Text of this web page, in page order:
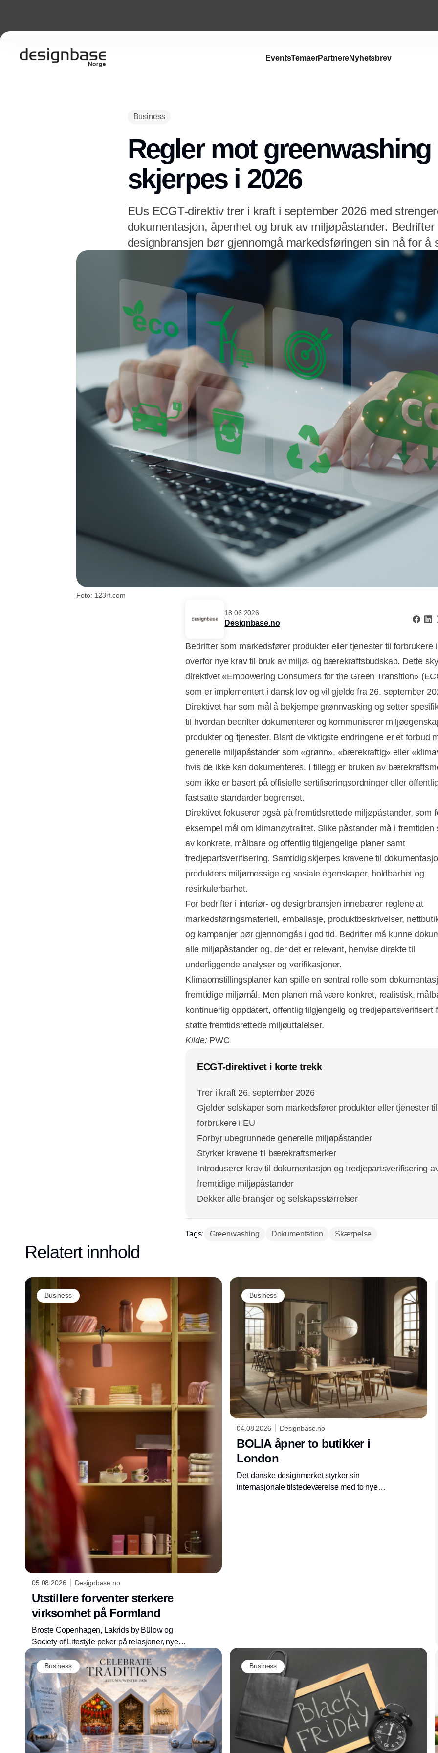
EventsTemaerPartnereNyhetsbrev
Business
Regler mot greenwashing
skjerpes i 2026
EUs ECGT-direktiv trer i kraft i september 2026 med
dokumentasjon, åpenhet og bruk av miljøpåstander.
designbransjen bør gjennomgå markedsføringen sin nå for å
Foto: 123rf.com
18.06.2026
Designbase.no
Bedrifter som markedsfører produkter eller tjenester til forbrukere
overfor nye krav til bruk av miljø- og bærekraftsbudskap. Dette
direktivet «Empowering Consumers for the Green Transition»
som er implementert i dansk lov og vil gjelde fra 26. september
Direktivet har som mål å bekjempe grønnvasking og setter
til hvordan bedrifter dokumenterer og kommuniserer
produkter og tjenester. Blant de viktigste endringene er et forbud
generelle miljøpåstander som «grønn», «bærekraftig» eller
hvis de ikke kan dokumenteres. I tillegg er bruken av
som ikke er basert på offisielle sertifiseringsordninger eller
fastsatte standarder begrenset.
Direktivet fokuserer også på fremtidsrettede miljøpåstander, som
eksempel mål om klimanøytralitet. Slike påstander må i fremtiden
av konkrete, målbare og offentlig tilgjengelige planer samt
tredjepartsverifisering. Samtidig skjerpes kravene til
produkters miljømessige og sosiale egenskaper, holdbarhet og
resirkulerbarhet.
For bedrifter i interiør- og designbransjen innebærer reglene at
markedsføringsmateriell, emballasje, produktbeskrivelser,
og kampanjer bør gjennomgås i god tid. Bedrifter må kunne
alle miljøpåstander og, der det er relevant, henvise direkte til
underliggende analyser og verifikasjoner.
Klimaomstillingsplaner kan spille en sentral rolle som
fremtidige miljømål. Men planen må være konkret, realistisk,
kontinuerlig oppdatert, offentlig tilgjengelig og tredjepartsverifisert
støtte fremtidsrettede miljøuttalelser.
Kilde: PWC
ECGT-direktivet i korte trekk
Trer i kraft 26. september 2026
Gjelder selskaper som markedsfører produkter eller tjenester til
forbrukere i EU
Forbyr ubegrunnede generelle miljøpåstander
Styrker kravene til bærekraftsmerker
Introduserer krav til dokumentasjon og tredjepartsverifisering
fremtidige miljøpåstander
Dekker alle bransjer og selskapsstørrelser
Tags: Greenwashing Dokumentation Skærpelse
Relatert innhold
Business
05.08.2026 Designbase.no
Utstillere forventer sterkere
virksomhet på Formland
Broste Copenhagen, Lakrids by Bülow og
Society of Lifestyle peker på relasjoner, nye
kolleksjoner og et nytt halldesign som sentrale
elementer når Formland Autumn samler
bransjen i Herning 16.–18. august 2026.
Business
04.08.2026 Designbase.no
BOLIA åpner to butikker i
London
Det danske designmerket styrker sin
internasjonale tilstedeværelse med to nye
Business Business